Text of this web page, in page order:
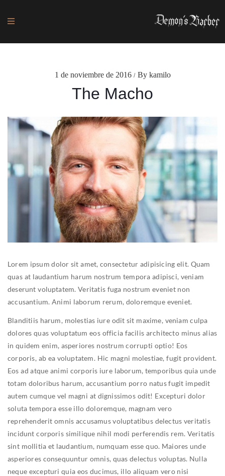
1 de noviembre de 2016 / By kamilo
The Macho
Lorem ipsum dolor sit amet, consectetur adipisicing elit. Quam
quas at laudantium harum nostrum tempora adipisci, veniam
deserunt voluptatem. Veritatis fuga nostrum eveniet non
accusantium. Animi laborum rerum, doloremque eveniet.
Blanditiis harum, molestias iure odit sit maxime, veniam culpa
dolores quas voluptatum eos officia facilis architecto minus alias
in quidem enim, asperiores nostrum corrupti optio! Eos
corporis, ab ea voluptatem. Hic magni molestiae, fugit provident.
Eos ad atque animi corporis iure laborum, temporibus quia unde
totam doloribus harum, accusantium porro natus fugit impedit
autem cumque vel magni at dignissimos odit! Excepturi dolor
soluta tempora esse illo doloremque, magnam vero
reprehenderit omnis accusamus voluptatibus delectus veritatis
incidunt corporis similique nihil modi perferendis rem. Veritatis
sint mollitia et laudantium, numquam esse quo. Maiores unde
asperiores consequuntur omnis, quas delectus voluptas. Nulla
neque excepturi quia eos ducimus, illo aliquam vero nisi